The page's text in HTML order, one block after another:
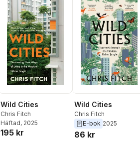
Wild Cities
Chris Fitch
Häftad, 2025
195 kr
Wild Cities
Chris Fitch
E-bok 2025
86 kr